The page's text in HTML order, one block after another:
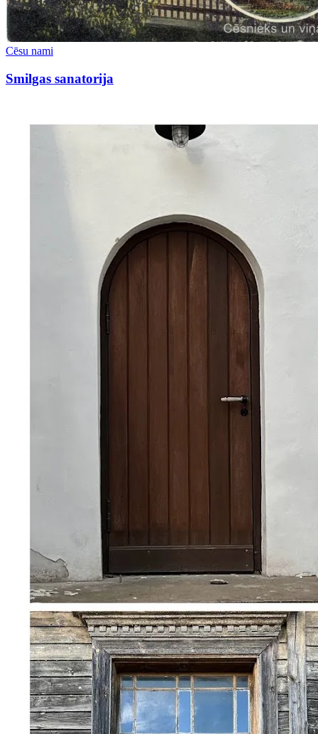
Cēsu nami
Smilgas sanatorija